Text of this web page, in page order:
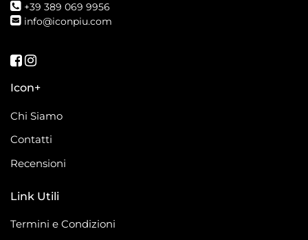
+39 389 069 9956
info@iconpiu.com
Seguici su Facebook
Seguici su Instagram
Icon+
Chi Siamo
Contatti
Recensioni
Link Utili
Termini e Condizioni